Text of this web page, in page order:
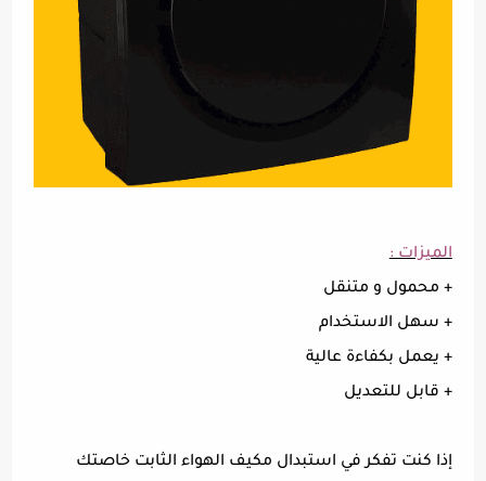
الميزات :
+ محمول و متنقل
+ سهل الاستخدام
+ يعمل بكفاءة عالية
+ قابل للتعديل
إذا كنت تفكر في استبدال مكيف الهواء الثابت خاصتك